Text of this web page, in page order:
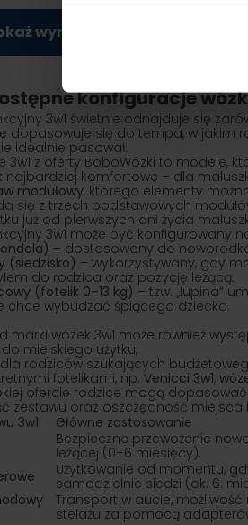
wyniki
konfiguracje
3w1 świetnie odnajduje się
dopasowuje się do tempa, w jakim
idealnie pasował.
3w1 z oferty BoboWózki to modele,
najbardziej komfortowe – dla
modułowy, którego elementy
się z trzech podstawowych
już od pierwszych dni życia
3w1 może być konfigurowany
– dostosowany do
(siedzisko) – wykorzystywany, gdy
do rodzica oraz pozycję leżącą.
(fotelik 0–13 kg) – tzw. „łupina”
chce wybudzać śpiącego dziecka.
marki wózek 3w1 może również
do miejskiego użytku,
dla rodziców szukających
fotelikami, np. Venicci 3w1,
ofercie rodzice mogą
zestawu oraz oszczędność miejsca
3w1
Główne zastosowanie
Bezpieczne przewożenie
leżącej (0–6 miesięcy).
Użytkowanie od momentu,
samodzielnie siedzi (ok. 6.
Transport w aucie,
stelażu za pomocą